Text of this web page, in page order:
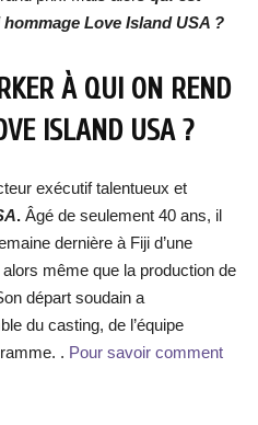
Love Island USA ?
À QUI ON REND
ISLAND USA ?
exécutif talentueux et
. Âgé de seulement 40 ans, il
dernière à Fiji d’une
même que la production de
départ soudain a
du casting, de l’équipe
. Pour savoir comment